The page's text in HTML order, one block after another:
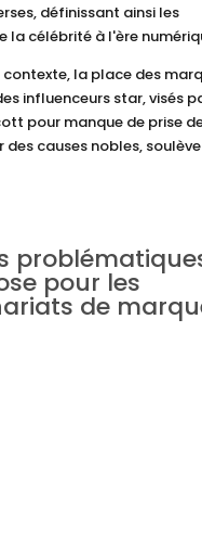
définissant ainsi les
la célébrité à l'ère
contexte, la place des
influenceurs star, visés
pour manque de prise
des causes nobles,
pour les
de